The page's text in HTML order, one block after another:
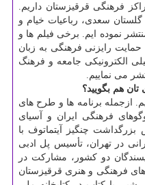
فرهنگی قرقیزستان داریم.
سعدی، رباعیات خیام و
نموده ایم. برخی فیلم ها و
حمایت رایزنی فرهنگی به زبان
الکترونیکی جامعه و فرهنگ
می نماییم.
تان هم بگویید؟
ازجمله برنامه ها و طرح های
فرهنگی ایران و آسیای
چنگیز آیتماتوف با
در تهران، تأسیس پل ادبی
دو کشور، مشارکت در
فرهنگی و هنری قرقیزستان